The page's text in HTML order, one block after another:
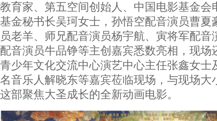
教育家、第五空间创始人、中国电影基金会
基金秘书长吴珂女士，孙悟空配音演员曹夏
员老羊、师兄配音演员杨宇航、寅将军配音
配音演员牛品铮等主创嘉宾悉数亮相，现场
青少年文化交流中心演艺中心主任张鑫女士
名音乐人解晓东等嘉宾莅临现场，与现场大
这部聚焦大圣成长的全新动画电影。